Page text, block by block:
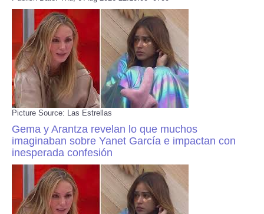
Picture Source: Las Estrellas
Gema y Arantza revelan lo que muchos
imaginaban sobre Yanet García e impactan con
inesperada confesión